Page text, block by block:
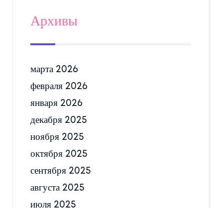
Архивы
марта 2026
февраля 2026
января 2026
декабря 2025
ноября 2025
октября 2025
сентября 2025
августа 2025
июля 2025